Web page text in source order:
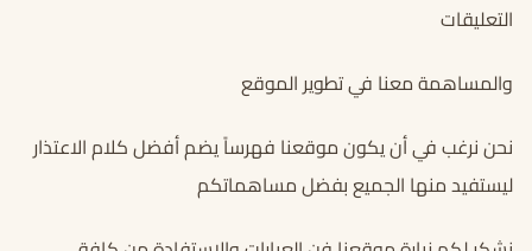
التعليقات
والمساهمة معنا في تطوير الموقع
نحن نرغب في أن يكون موقعنا فهرساً يضم أفضل كلام الاعتذار
ليستفيد منها الجميع بفضل مساهماتكم